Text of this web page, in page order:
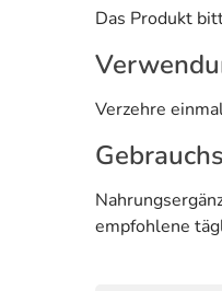
Das Produkt
Verzehre
empfohlene